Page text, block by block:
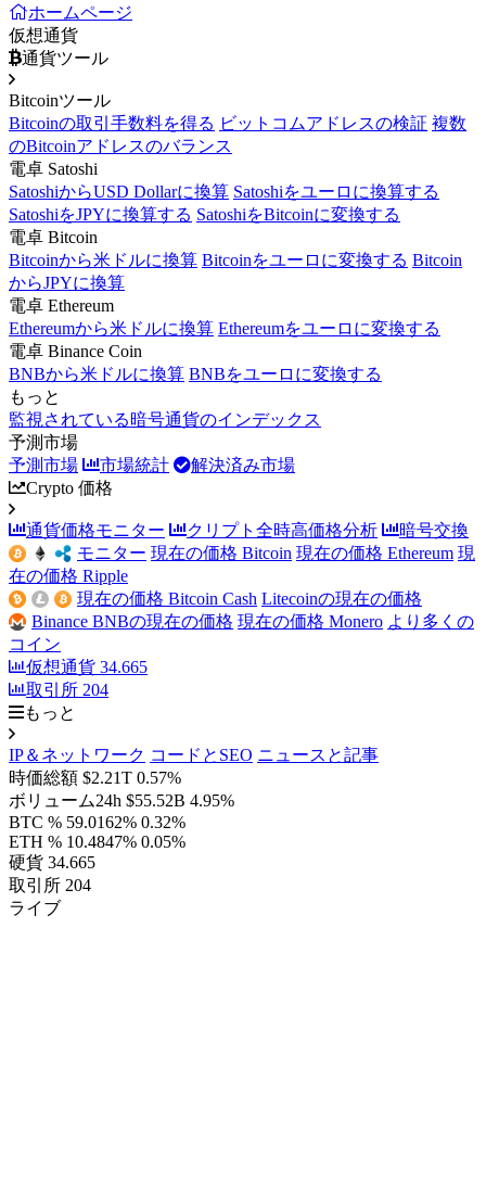
ホームページ
仮想通貨
通貨ツール
Bitcoinツール
Bitcoinの取引手数料を得る ビットコムアドレスの検証 複数
のBitcoinアドレスのバランス
電卓 Satoshi
SatoshiからUSD Dollarに換算 Satoshiをユーロに換算する
SatoshiをJPYに換算する SatoshiをBitcoinに変換する
電卓 Bitcoin
Bitcoinから米ドルに換算 Bitcoinをユーロに変換する Bitcoin
からJPYに換算
電卓 Ethereum
Ethereumから米ドルに換算 Ethereumをユーロに変換する
電卓 Binance Coin
BNBから米ドルに換算 BNBをユーロに変換する
もっと
監視されている暗号通貨のインデックス
予測市場
予測市場
市場統計
解決済み市場
Crypto 価格
通貨価格モニター クリプト全時高価格分析
暗号交換
モニター 現在の価格 Bitcoin 現在の価格 Ethereum 現
在の価格 Ripple
現在の価格 Bitcoin Cash Litecoinの現在の価格
Binance BNBの現在の価格 現在の価格 Monero より多くの
コイン
仮想通貨 34.665
取引所 204
もっと
IP＆ネットワーク コードとSEO ニュースと記事
時価総額 $2.21T 0.57%
ボリューム24h $55.52B 4.95%
BTC % 59.0162% 0.32%
ETH % 10.4847% 0.05%
硬貨 34.665
取引所 204
ライブ